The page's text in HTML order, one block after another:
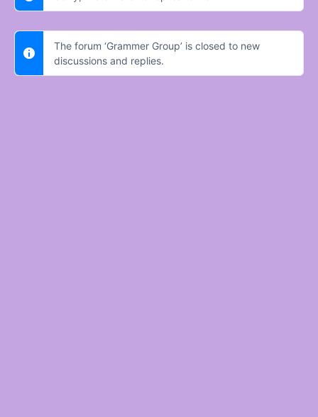
The forum ‘Grammer Group’ is closed to new
discussions and replies.